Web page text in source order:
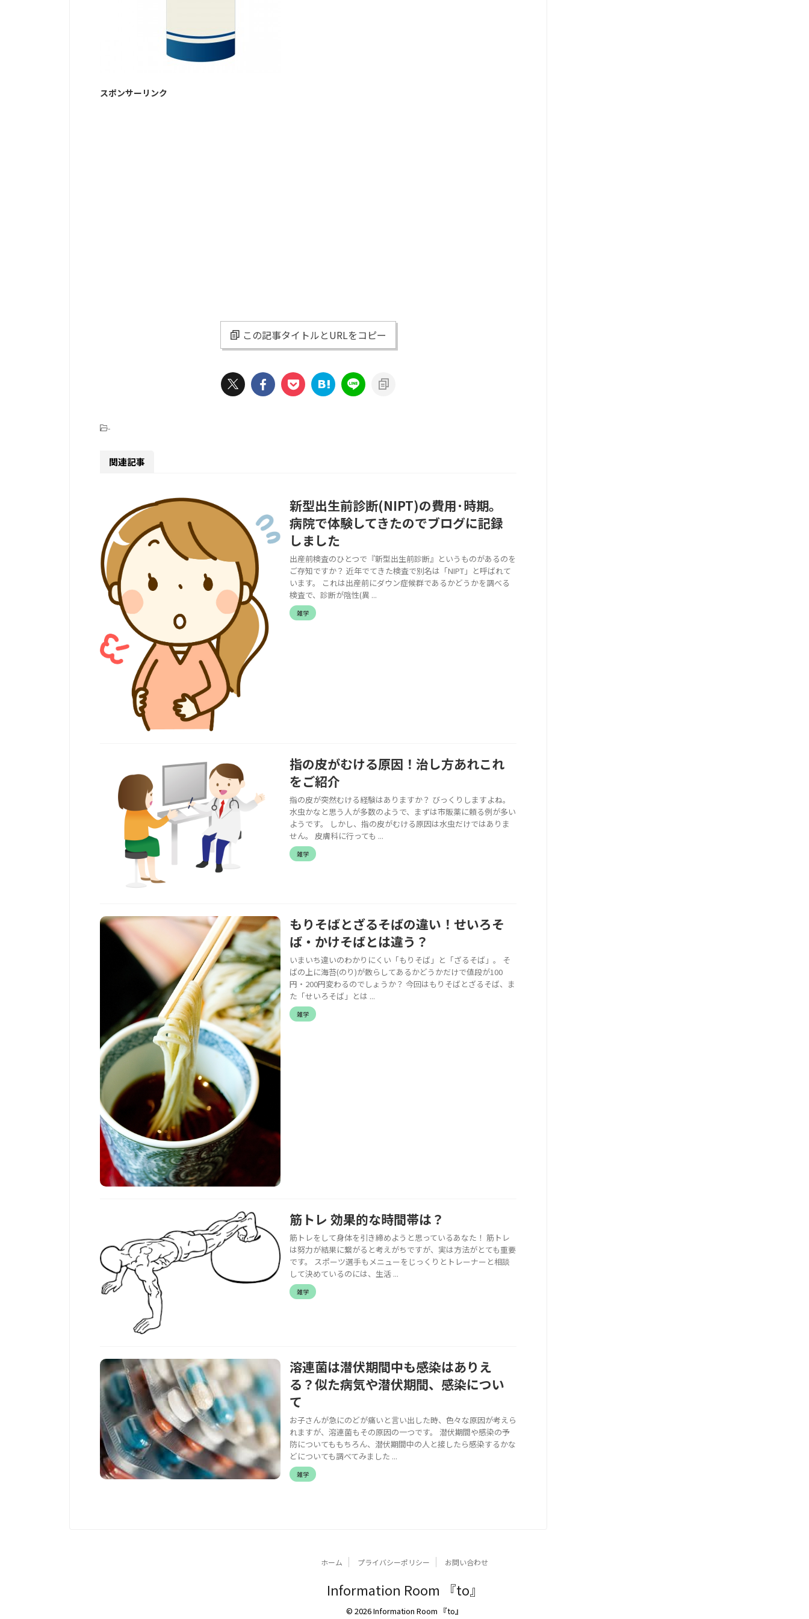
スポンサーリンク
この記事タイトルとURLをコピー
-
関連記事
新型出生前診断(NIPT)の費用･時期。
病院で体験してきたのでブログに記録
しました
出産前検査のひとつで『新型出生前診断』というものがあるのを
ご存知ですか？ 近年でてきた検査で別名は「NIPT」と呼ばれて
います。 これは出産前にダウン症候群であるかどうかを調べる
検査で、診断が陰性(異 ...
雑学
指の皮がむける原因！治し方あれこれ
をご紹介
指の皮が突然むける経験はありますか？ びっくりしますよね。
水虫かなと思う人が多数のようで、まずは市販薬に頼る例が多い
ようです。 しかし、指の皮がむける原因は水虫だけではありま
せん。 皮膚科に行っても ...
雑学
もりそばとざるそばの違い！せいろそ
ば・かけそばとは違う？
いまいち違いのわかりにくい「もりそば」と「ざるそば」。 そ
ばの上に海苔(のり)が散らしてあるかどうかだけで値段が100
円・200円変わるのでしょうか？ 今回はもりそばとざるそば、ま
た「せいろそば」とは ...
雑学
筋トレ 効果的な時間帯は？
筋トレをして身体を引き締めようと思っているあなた！ 筋トレ
は努力が結果に繋がると考えがちですが、実は方法がとても重要
です。 スポーツ選手もメニューをじっくりとトレーナーと相談
して決めているのには、生活 ...
雑学
溶連菌は潜伏期間中も感染はありえ
る？似た病気や潜伏期間、感染につい
て
お子さんが急にのどが痛いと言い出した時、色々な原因が考えら
れますが、溶連菌もその原因の一つです。 潜伏期間や感染の予
防についてももちろん、潜伏期間中の人と接したら感染するかな
どについても調べてみました ...
雑学
ホーム プライバシーポリシー お問い合わせ
Information Room 『to』
© 2026 Information Room 『to』